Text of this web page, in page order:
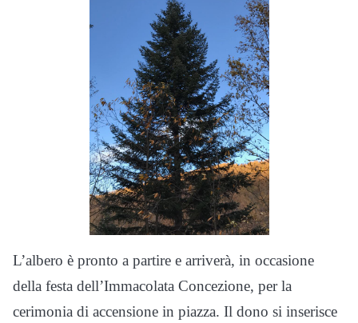
L’albero è pronto a partire e arriverà, in occasione
della festa dell’Immacolata Concezione, per la
cerimonia di accensione in piazza. Il dono si inserisce